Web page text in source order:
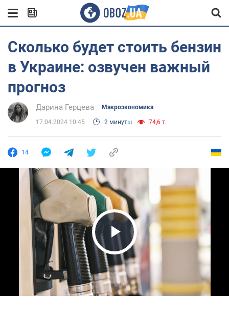
Сколько будет стоить бензин
в Украине: озвучен важный
прогноз
Дарина Герцева Mакроэкономика
17.04.2024 10:45 2 минуты 74,6 т.
14
Play Video